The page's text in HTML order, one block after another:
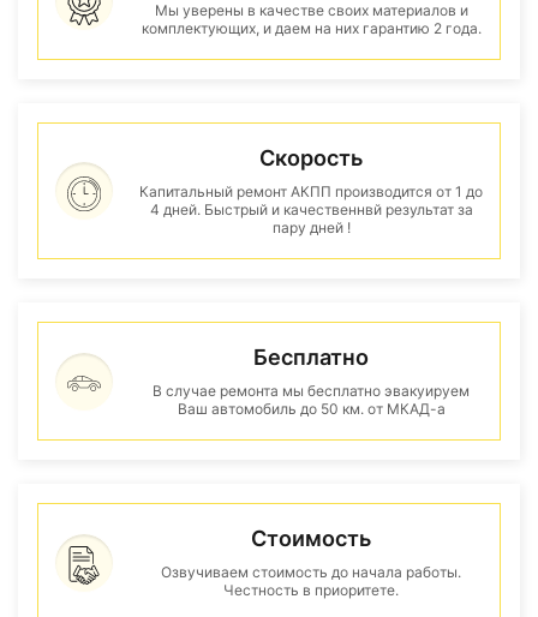
Мы уверены в качестве своих материалов и
комплектующих, и даем на них гарантию 2 года.
Скорость
Капитальный ремонт АКПП производится от 1 до
4 дней. Быстрый и качественнвй результат за
пару дней !
Бесплатно
В случае ремонта мы бесплатно эвакуируем
Ваш автомобиль до 50 км. от МКАД-а
Стоимость
Озвучиваем стоимость до начала работы.
Честность в приоритете.